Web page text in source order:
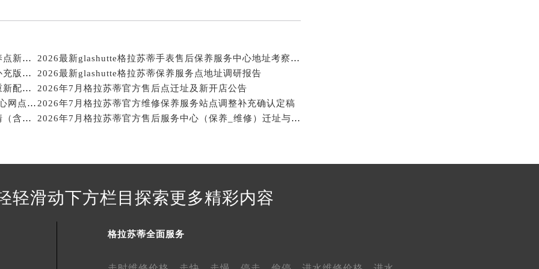
2026年7月格拉苏蒂官方售后中心（维修）迁址及保养点新增补充说明文件内容
2026最新glashutte格拉苏蒂手表售后保养服务中心地址考察报告
2026年7月格拉苏蒂官方维修保养网络变动最终明细补充版（搬迁+新设）
2026最新glashutte格拉苏蒂保养服务点地址调研报告
2026年7月格拉苏蒂官方售后维修保养业务网点最终重新配置通知确认
2026年7月格拉苏蒂官方售后点迁址及新开店公告
2026最新glashutte格拉苏蒂名表官方售后保养服务中心网点地址调研报告 2026年7月格拉苏蒂官方维修保养服务站点调整补充确认定稿
2026年7月格拉苏蒂官方售后维修保养服务站调整详情（含搬迁）
2026年7月格拉苏蒂官方售后服务中心（保养_维修）迁址与增设一览
轻滑动下方栏目探索更多精彩内容
格拉苏蒂全面服务